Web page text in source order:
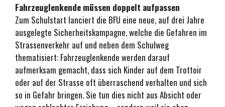
Fahrzeuglenkende müssen doppelt aufpassen
Zum Schulstart lanciert die BFU eine neue, auf drei Jahre
ausgelegte Sicherheitskampagne, welche die Gefahren im
Strassenverkehr auf und neben dem Schulweg
thematisiert: Fahrzeuglenkende werden darauf
aufmerksam gemacht, dass sich Kinder auf dem Trottoir
oder auf der Strasse oft überraschend verhalten und sich
so in Gefahr bringen. Sie tun dies nicht aus Absicht oder